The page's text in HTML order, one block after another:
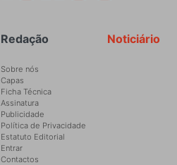
Noticiário
Redação
Sobre nós
Capas
Ficha Técnica
Assinatura
Publicidade
Política de Privacidade
Estatuto Editorial
Entrar
Contactos